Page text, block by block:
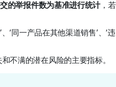
交的举报件数为基准进行统计，
‘同一产品在其他渠道销售’、‘
不满的潜在风险的主要指标。